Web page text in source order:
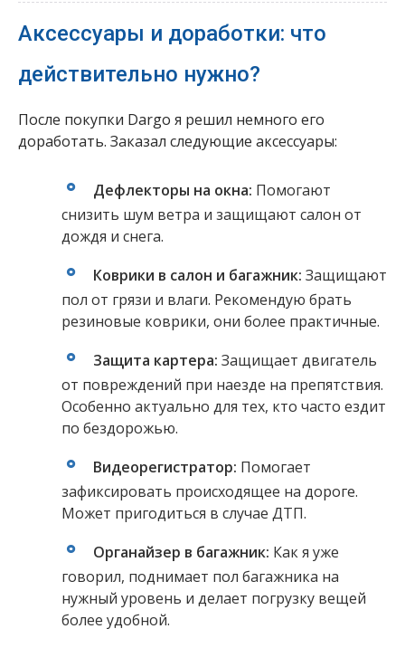
Аксессуары и доработки: что
действительно нужно?
После покупки Dargo я решил немного его
доработать. Заказал следующие аксессуары:
Дефлекторы на окна: Помогают
снизить шум ветра и защищают салон от
дождя и снега.
Коврики в салон и багажник: Защищают
пол от грязи и влаги. Рекомендую брать
резиновые коврики, они более практичные.
Защита картера: Защищает двигатель
от повреждений при наезде на препятствия.
Особенно актуально для тех, кто часто ездит
по бездорожью.
Видеорегистратор: Помогает
зафиксировать происходящее на дороге.
Может пригодиться в случае ДТП.
Органайзер в багажник: Как я уже
говорил, поднимает пол багажника на
нужный уровень и делает погрузку вещей
более удобной.